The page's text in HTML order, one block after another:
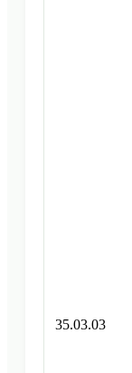
35.03.03